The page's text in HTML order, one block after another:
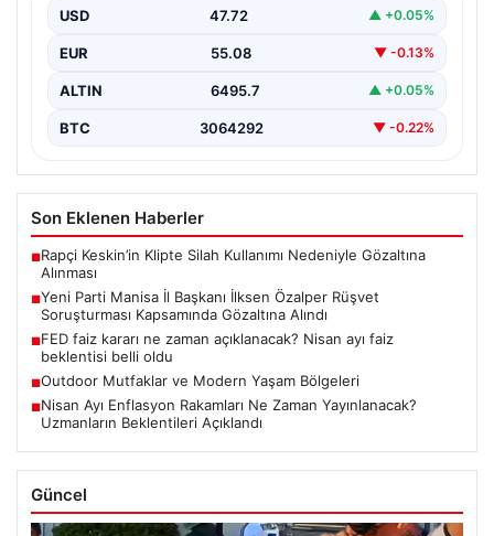
Manisa'da devam eden rüşvet soruşturması önemli bir
USD 47.72 ▲ +0.05%
EUR 55.08 ▼ -0.13%
ALTIN 6495.7 ▲ +0.05%
BTC 3064292 ▼ -0.22%
Son Eklenen Haberler
■Rapçi Keskin’in Klipte Silah Kullanımı Nedeniyle Gözaltına
Alınması
■Yeni Parti Manisa İl Başkanı İlksen Özalper Rüşvet
Soruşturması Kapsamında Gözaltına Alındı
■FED faiz kararı ne zaman açıklanacak? Nisan ayı faiz
beklentisi belli oldu
■Outdoor Mutfaklar ve Modern Yaşam Bölgeleri
■Nisan Ayı Enflasyon Rakamları Ne Zaman Yayınlanacak?
Uzmanların Beklentileri Açıklandı
Güncel